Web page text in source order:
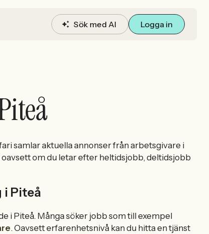
Sök med AI Logga in
samlar aktuella annonser från arbetsgivare i
om du letar efter heltidsjobb, deltidsjobb
i Piteå
i Piteå. Många söker jobb som till exempel
. Oavsett erfarenhetsnivå kan du hitta en tjänst